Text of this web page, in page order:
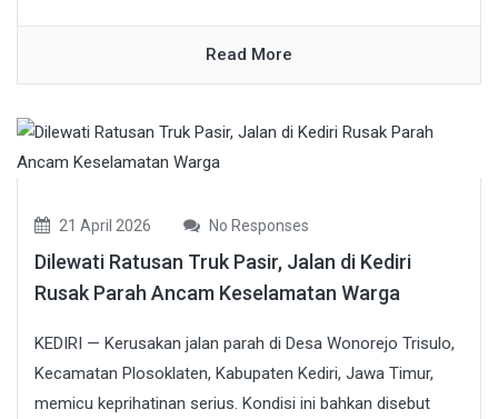
Read More
21 April 2026 No Responses
Dilewati Ratusan Truk Pasir, Jalan di Kediri
Rusak Parah Ancam Keselamatan Warga
KEDIRI — Kerusakan jalan parah di Desa Wonorejo Trisulo,
Kecamatan Plosoklaten, Kabupaten Kediri, Jawa Timur,
memicu keprihatinan serius. Kondisi ini bahkan disebut